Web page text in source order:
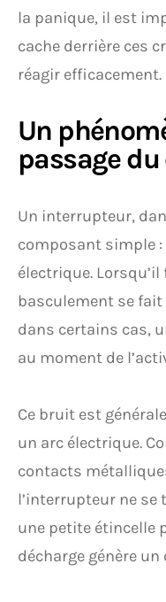
la panique, il est
cache derrière ces
réagir efficacement.
Un
passage
Un interrupteur,
composant simple
électrique.
basculement se
dans certains cas,
au moment de
Ce bruit est
un arc électrique.
contacts
l’interrupteur ne
une petite étincelle
décharge génère